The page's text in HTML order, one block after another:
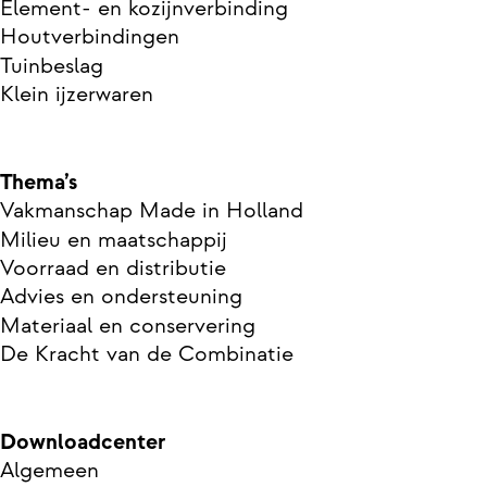
Element- en kozijnverbinding
Houtverbindingen
Tuinbeslag
Klein ijzerwaren
Thema’s
Vakmanschap Made in Holland
Milieu en maatschappij
Voorraad en distributie
Advies en ondersteuning
Materiaal en conservering
De Kracht van de Combinatie
Downloadcenter
Algemeen